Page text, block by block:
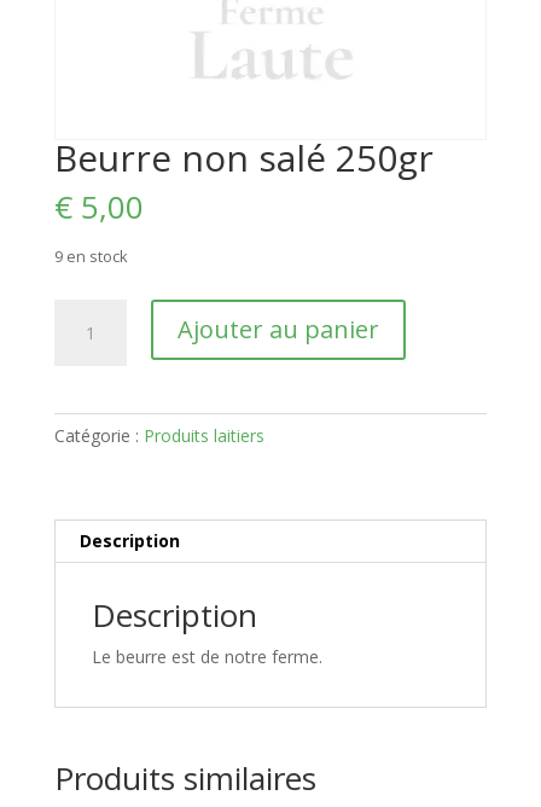
Beurre non salé 250gr
€5,00
9 en stock
250gr
Ajouter au panier
Catégorie : Produits laitiers
Description
Description
Le beurre est de notre ferme.
Produits similaires